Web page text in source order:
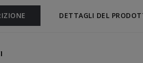
DETTAGLI DEL